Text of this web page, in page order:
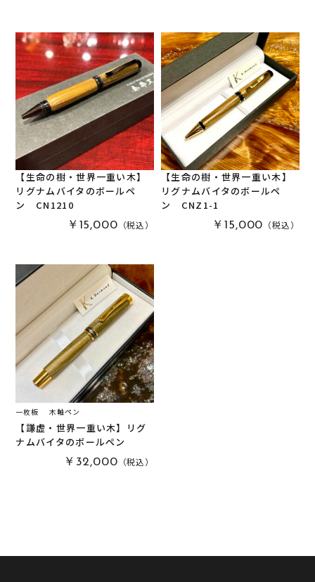
金井工房オリジナルレジン (0
赤楠 (0) 神代杉 0)
ポプラ (0) リグナムバイタ (5)
ビーフウッド・レースウッド (0)
メープル (0)
ブラックウォールナット (0)
カイヅカイブキ
モンキーポッド (0 0)
【生命の樹・世界一重い木】
リグナムバイタのボールペ
ン CN1210
￥15,000 （税込）
【生命の樹・世界一重い木】
リグナムバイタのボールペ
ン CNZ1-1
￥15,000 （税込）
一枚板 木軸ペン
【謙虚・世界一重い木】リグ
ナムバイタのボールペン
￥32,000 （税込）